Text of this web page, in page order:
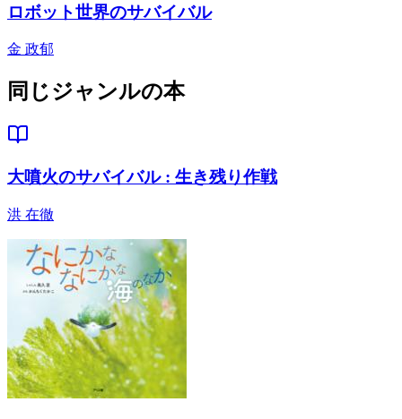
ロボット世界のサバイバル
金 政郁
同じジャンルの本
大噴火のサバイバル : 生き残り作戦
洪 在徹